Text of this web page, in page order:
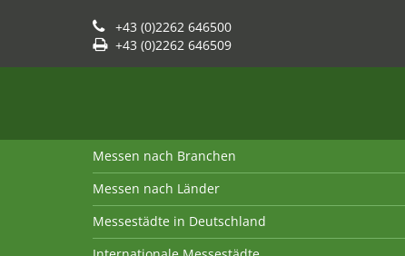
+43 (0)2262 646500
+43 (0)2262 646509
Messen nach Branchen
Messen nach Länder
Messestädte in Deutschland